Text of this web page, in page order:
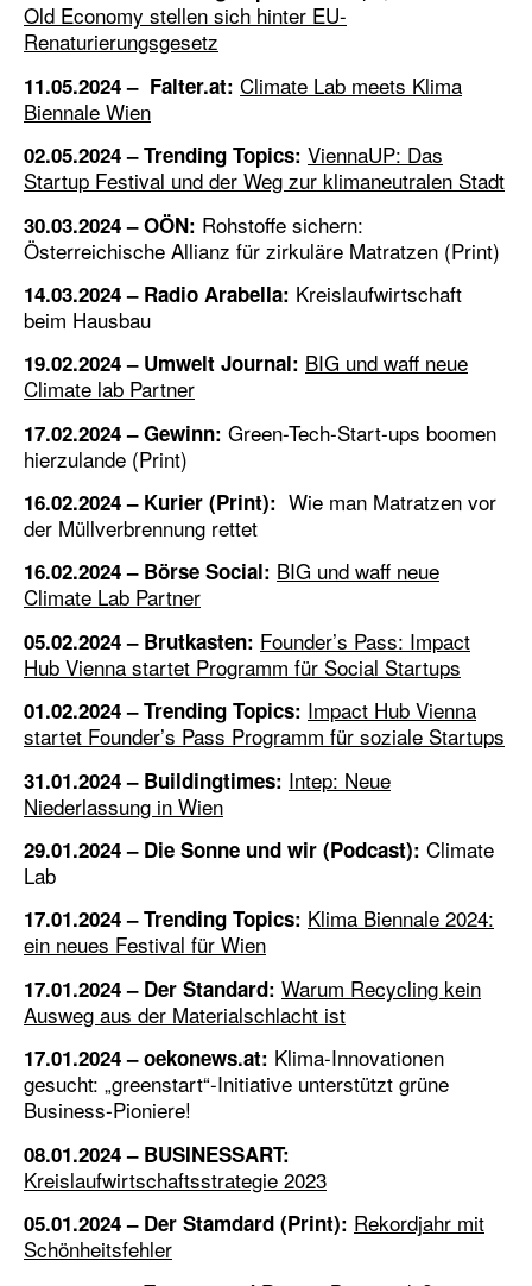
Old Economy stellen sich hinter EU-
Renaturierungsgesetz
11.05.2024 – Falter.at: Climate Lab meets Klima
Biennale Wien
02.05.2024 – Trending Topics: ViennaUP: Das
Startup Festival und der Weg zur klimaneutralen Stadt
30.03.2024 – OÖN: Rohstoffe sichern:
Österreichische Allianz für zirkuläre Matratzen (Print)
14.03.2024 – Radio Arabella: Kreislaufwirtschaft
beim Hausbau
19.02.2024 – Umwelt Journal: BIG und waff neue
Climate lab Partner
17.02.2024 – Gewinn: Green-Tech-Start-ups boomen
hierzulande (Print)
16.02.2024 – Kurier (Print): Wie man Matratzen vor
der Müllverbrennung rettet
16.02.2024 – Börse Social: BIG und waff neue
Climate Lab Partner
05.02.2024 – Brutkasten: Founder’s Pass: Impact
Hub Vienna startet Programm für Social Startups
01.02.2024 – Trending Topics: Impact Hub Vienna
startet Founder’s Pass Programm für soziale Startups
31.01.2024 – Buildingtimes: Intep: Neue
Niederlassung in Wien
29.01.2024 – Die Sonne und wir (Podcast): Climate
Lab
17.01.2024 – Trending Topics: Klima Biennale 2024:
ein neues Festival für Wien
17.01.2024 – Der Standard: Warum Recycling kein
Ausweg aus der Materialschlacht ist
17.01.2024 – oekonews.at: Klima-Innovationen
gesucht: „greenstart“-Initiative unterstützt grüne
Business-Pioniere!
08.01.2024 – BUSINESSART:
Kreislaufwirtschaftsstrategie 2023
05.01.2024 – Der Stamdard (Print): Rekordjahr mit
Schönheitsfehler